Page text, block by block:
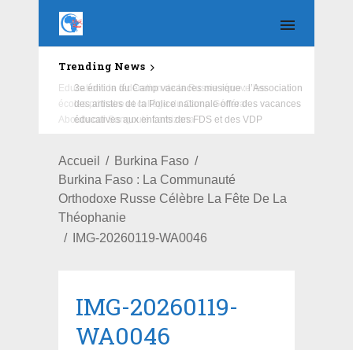
Trending News
Education : la fédération de la Russie rénove les
écoles primaire et collège du Camp Général
Aboubacar Sangoulé Lamizana
Accueil
Burkina Faso
Burkina Faso : La Communauté
Orthodoxe Russe Célèbre La Fête De La
Théophanie
IMG-20260119-WA0046
IMG-20260119-
WA0046